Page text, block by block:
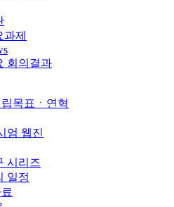
과제
회의결과
목표ㆍ연혁
엄 웹진
시리즈
일정